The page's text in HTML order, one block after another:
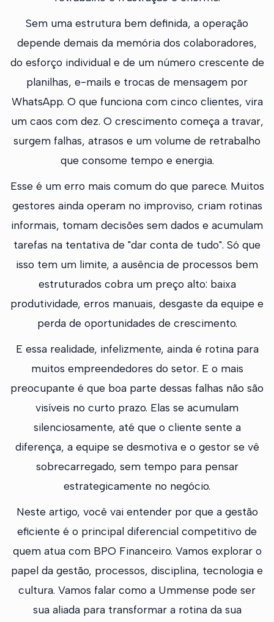
Sem uma estrutura bem definida, a operação
depende demais da memória dos colaboradores,
do esforço individual e de um número crescente de
planilhas, e-mails e trocas de mensagem por
WhatsApp. O que funciona com cinco clientes, vira
um caos com dez. O crescimento começa a travar,
surgem falhas, atrasos e um volume de retrabalho
que consome tempo e energia.
Esse é um erro mais comum do que parece. Muitos
gestores ainda operam no improviso, criam rotinas
informais, tomam decisões sem dados e acumulam
tarefas na tentativa de "dar conta de tudo". Só que
isso tem um limite, a ausência de processos bem
estruturados cobra um preço alto: baixa
produtividade, erros manuais, desgaste da equipe e
perda de oportunidades de crescimento.
E essa realidade, infelizmente, ainda é rotina para
muitos empreendedores do setor. E o mais
preocupante é que boa parte dessas falhas não são
visíveis no curto prazo. Elas se acumulam
silenciosamente, até que o cliente sente a
diferença, a equipe se desmotiva e o gestor se vê
sobrecarregado, sem tempo para pensar
estrategicamente no negócio.
Neste artigo, você vai entender por que a gestão
eficiente é o principal diferencial competitivo de
quem atua com BPO Financeiro. Vamos explorar o
papel da gestão, processos, disciplina, tecnologia e
cultura. Vamos falar como a Ummense pode ser
sua aliada para transformar a rotina da sua